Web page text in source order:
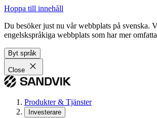
Hoppa till innehåll
Du besöker just nu vår webbplats på svenska.
engelskspråkiga webbplats som har mer
Byt språk
Close
Produkter & Tjänster
Investerare